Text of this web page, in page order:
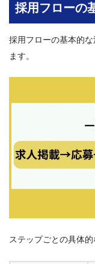
採用フローの
採用フローの基本的
ます。
ステップごとの具体